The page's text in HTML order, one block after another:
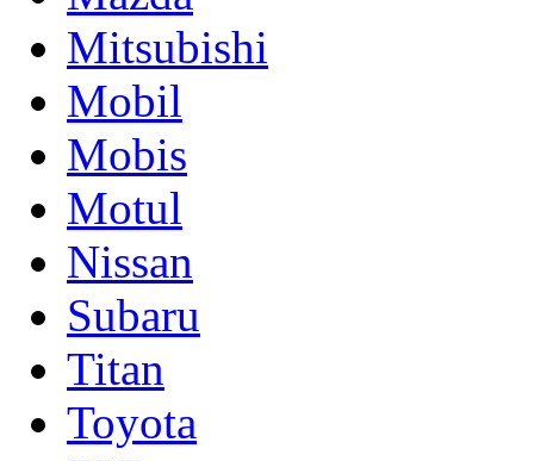
Mitsubishi
Mobil
Mobis
Motul
Nissan
Subaru
Titan
Toyota